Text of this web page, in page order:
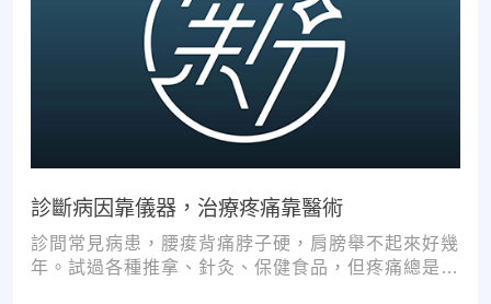
診斷病因靠儀器，治療疼痛靠醫術
診間常見病患，腰痠背痛脖子硬，肩膀舉不起來好幾
年。試過各種推拿、針灸、保健食品，但疼痛總是時